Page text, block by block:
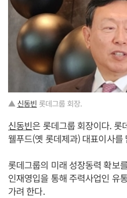
▲ 신동빈 롯데그룹 회장.
신동빈은 롯데그룹 회장이다. 롯
웰푸드(옛 롯데제과) 대표이사를
롯데그룹의 미래 성장동력 확보
인재영입을 통해 주력사업인 유
가려 한다.